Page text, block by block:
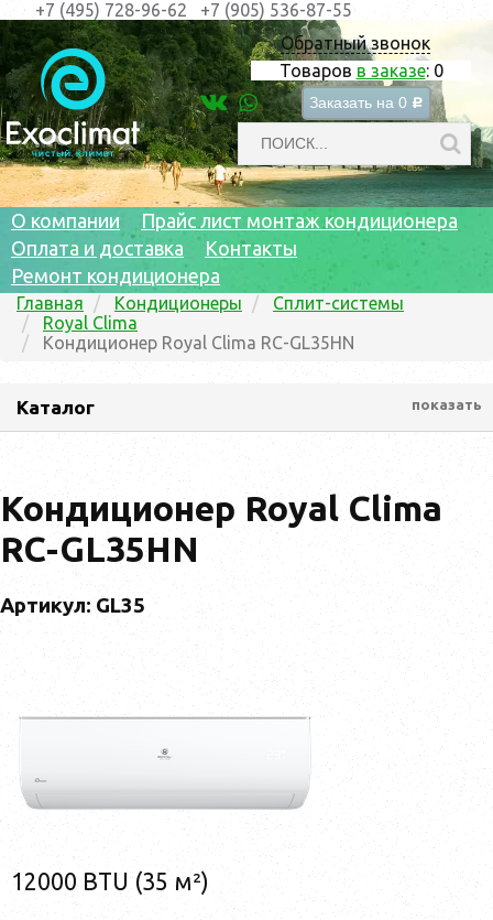
Обратный звонок
Товаров в заказе: 0
Заказать на 0 c
+7 (495) 728-96-62 +7 (905) 536-87-55
О компании
Прайс лист монтаж кондиционера
Оплата и доставка
Контакты
Ремонт кондиционера
Главная Кондиционеры
Сплит-системы
Royal Clima
Кондиционер Royal Clima RC-GL35HN
Каталог показать
Кондиционер Royal Clima
RC-GL35HN
Артикул: GL35
12000 BTU (35 м²)